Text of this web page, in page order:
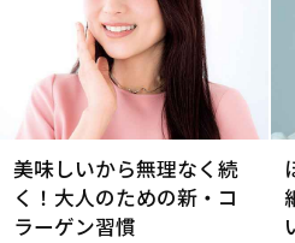
美味しいから無理なく続
く！大人のための新・コ
ラーゲン習慣